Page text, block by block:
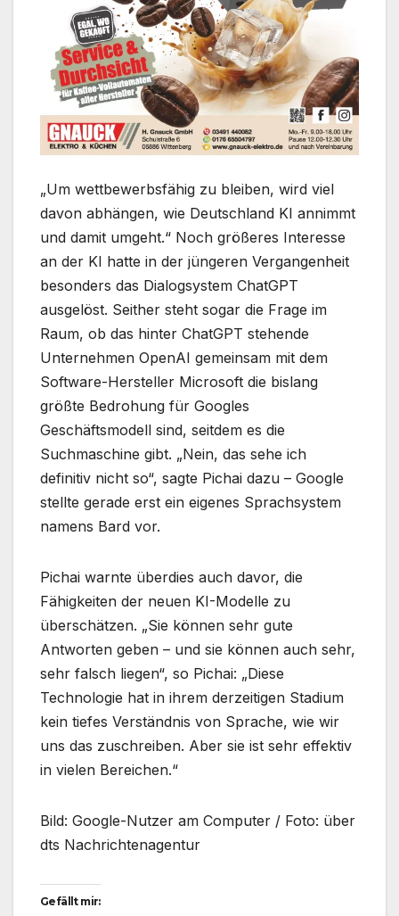
„Um wettbewerbsfähig zu bleiben, wird viel
davon abhängen, wie Deutschland KI annimmt
und damit umgeht.“ Noch größeres Interesse
an der KI hatte in der jüngeren Vergangenheit
besonders das Dialogsystem ChatGPT
ausgelöst. Seither steht sogar die Frage im
Raum, ob das hinter ChatGPT stehende
Unternehmen OpenAI gemeinsam mit dem
Software-Hersteller Microsoft die bislang
größte Bedrohung für Googles
Geschäftsmodell sind, seitdem es die
Suchmaschine gibt. „Nein, das sehe ich
definitiv nicht so“, sagte Pichai dazu – Google
stellte gerade erst ein eigenes Sprachsystem
namens Bard vor.
Pichai warnte überdies auch davor, die
Fähigkeiten der neuen KI-Modelle zu
überschätzen. „Sie können sehr gute
Antworten geben – und sie können auch sehr,
sehr falsch liegen“, so Pichai: „Diese
Technologie hat in ihrem derzeitigen Stadium
kein tiefes Verständnis von Sprache, wie wir
uns das zuschreiben. Aber sie ist sehr effektiv
in vielen Bereichen.“
Bild: Google-Nutzer am Computer / Foto: über
dts Nachrichtenagentur
Gefällt mir: